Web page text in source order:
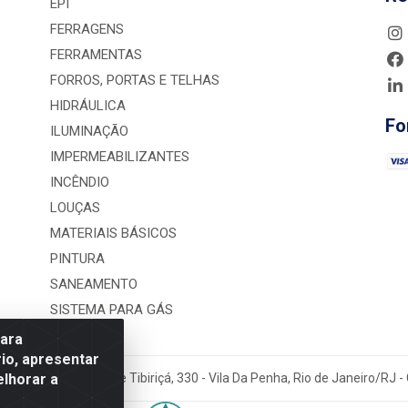
apresentar
a
EPI
FERRAGENS
FERRAMENTAS
FORROS, PORTAS E TELHAS
HIDRÁULICA
ILUMINAÇÃO
IMPERMEABILIZANTES
INCÊNDIO
LOUÇAS
MATERIAIS BÁSICOS
PINTURA
SANEAMENTO
SISTEMA PARA GÁS
LTDA - Rua Alice Tibiriçá, 330 - Vila Da Penha, Rio de Janeiro/RJ